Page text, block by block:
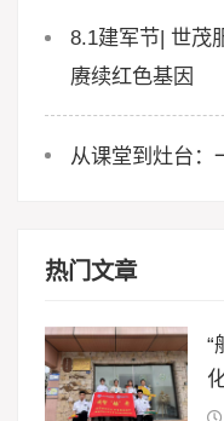
8.1建军节| 世茂
赓续红色基因
从课堂到灶台：
热门文章
“